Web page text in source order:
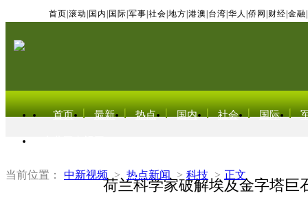
首页 滚动 国内 国际 军事 社会 地方 港澳 台湾 华人 侨网 财经 金融
首页 最新 热点 国内 社会 国际
当前位置： 中新视频 > 热点新闻 > 科技 > 正文
荷兰科学家破解埃及金字塔巨